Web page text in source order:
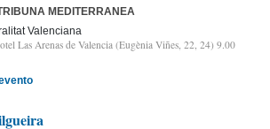
MEDITERRANEA
Valenciana
Las Arenas de Valencia (Eugènia Viñes, 22, 24) 9.00